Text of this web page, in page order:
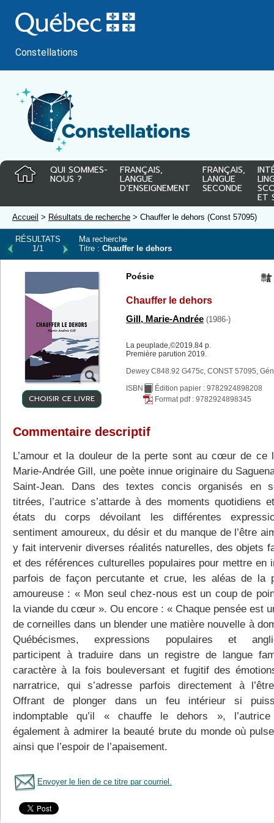
au
contenu
Constellations
QUI SOMMES-
NOUS ?
FRANÇAIS,
LANGUE
D’ENSEIGNEMENT
FRANÇAIS,
LANGUE
SECONDE
ET
Accueil > Résultats de recherche > Chauffer le dehors (Const 57095)
RÉSULTATS
1/1
Ma recherche
Titre : Chauffer le dehors
CHOISIR CE LIVRE
Poésie
Chauffer le dehors
Gill, Marie-Andrée (1986-)
La peuplade,©2019.84 p.
Première parution 2019.
Dewey C848.92 G475c, CONST 57095,
ISBN
Édition papier : 9782924898208
Format pdf : 9782924898345
Commentaire descriptif
L’amour et la douleur de la perte sont au cœur de ce
Marie-Andrée Gill, une poète innue originaire du
Saint-Jean. Dans des textes concis organisés en
titrées, l’autrice s’attarde à des moments quotidiens
états du corps dévoilant les différentes
sentiment amoureux, du désir et du manque de l’être
y fait intervenir diverses réalités naturelles, des objets
et des références culturelles populaires pour mettre en
parfois de façon percutante et crue, les aléas de la
amoureuse : « Mon seul chez-nous est un coup de
la viande du cœur ». Ou encore : « Chaque pensée est
de corneilles dans un blender une matière nouvelle à
Québécismes, expressions populaires et
participent à traduire dans un registre de langue
caractère à la fois bouleversant et fugitif des
narratrice, qui s’adresse parfois directement à
Offrant de plonger dans un feu intérieur si
indomptable qu’il « chauffe le dehors », l’autrice
également à admirer la beauté brute du monde où
ainsi que l’espoir de l’apaisement.
Envoyer le lien de ce titre par courriel.